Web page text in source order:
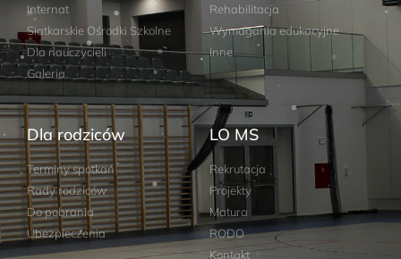
Internat
Siatkarskie Ośrodki Szkolne
Dla nauczycieli
Galeria
Rehabilitacja
Wymagania edukacyjne
Inne
Dla rodziców
Terminy spotkań
Rady rodziców
Do pobrania
Ubezpieczenia
LO MS
Rekrutacja
Projekty
Matura
RODO
Kontakt